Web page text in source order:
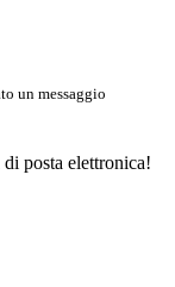
un messaggio
posta elettronica!